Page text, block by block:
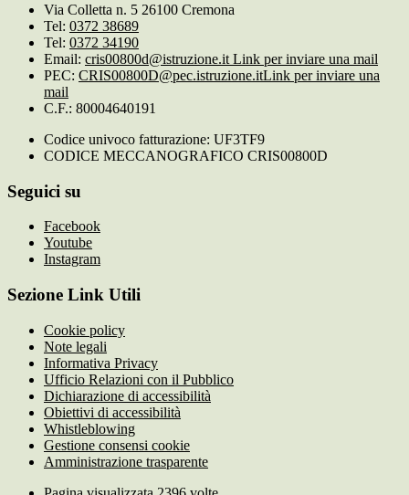
Via Colletta n. 5 26100 Cremona
Tel: 0372 38689
Tel: 0372 34190
Email: cris00800d@istruzione.it Link per inviare una mail
PEC: CRIS00800D@pec.istruzione.itLink per inviare una
mail
C.F.: 80004640191
Codice univoco fatturazione: UF3TF9
CODICE MECCANOGRAFICO CRIS00800D
Seguici su
Facebook
Youtube
Instagram
Sezione Link Utili
Cookie policy
Note legali
Informativa Privacy
Ufficio Relazioni con il Pubblico
Dichiarazione di accessibilità
Obiettivi di accessibilità
Whistleblowing
Gestione consensi cookie
Amministrazione trasparente